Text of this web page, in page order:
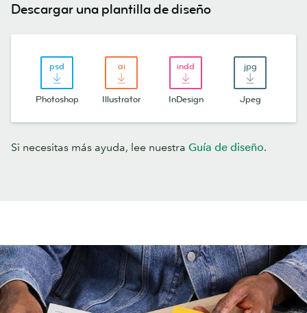
Descargar una plantilla de diseño
Photoshop Illustrator InDesign Jpeg
Si necesitas más ayuda, lee nuestra Guía de diseño.